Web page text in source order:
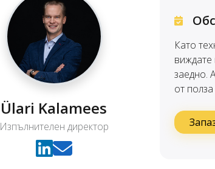
Ülari Kalamees
Изпълнителен директор
Като
заедно.
от